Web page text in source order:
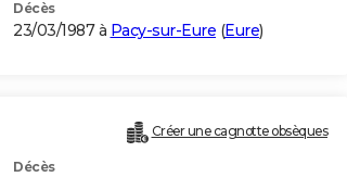
Décès
23/03/1987 à Pacy-sur-Eure (Eure)
Créer une cagnotte obsèques
Décès